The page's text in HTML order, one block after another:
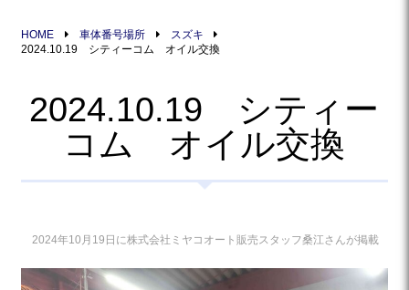
HOME 車体番号場所
スズキ
2024.10.19 シティーコム オイル交換
2024.10.19 シティー
コム オイル交換
2024年10月19日に株式会社ミヤコオート販売スタッフ桑江さんが掲載